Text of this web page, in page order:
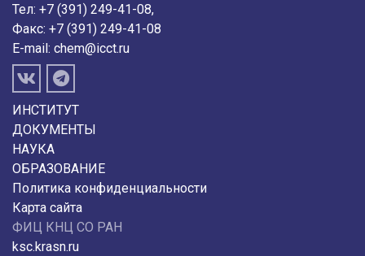
Тел: +7 (391) 249-41-08,
Факс: +7 (391) 249-41-08
E-mail: chem@icct.ru
ИНСТИТУТ
ДОКУМЕНТЫ
НАУКА
ОБРАЗОВАНИЕ
Политика конфиденциальности
Карта сайта
ФИЦ КНЦ СО РАН
ksc.krasn.ru